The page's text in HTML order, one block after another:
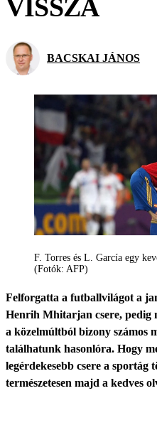
VISSZA
BACSKAI JÁNOS
F. Torres és L. García egy
(Fotók: AFP)
Felforgatta a futballvilágot a
Henrih Mhitarjan csere, pedig
a közelmúltból bizony számos
találhatunk hasonlóra. Hogy
legérdekesebb csere a sportág
természetesen majd a kedves